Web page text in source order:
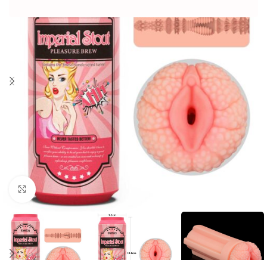
Click to enlarge